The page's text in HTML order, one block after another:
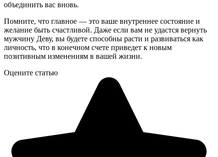
объединить вас вновь.
Помните, что главное — это ваше внутреннее состояние и
желание быть счастливой. Даже если вам не удастся вернуть
мужчину Деву, вы будете способны расти и развиваться как
личность, что в конечном счете приведет к новым
позитивным изменениям в вашей жизни.
Оцените статью